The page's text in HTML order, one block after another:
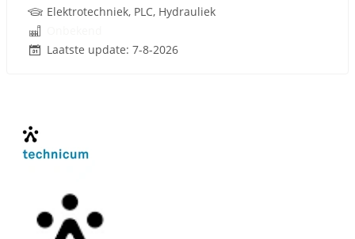
Elektrotechniek, PLC, Hydrauliek
Laatste update: 7-8-2026